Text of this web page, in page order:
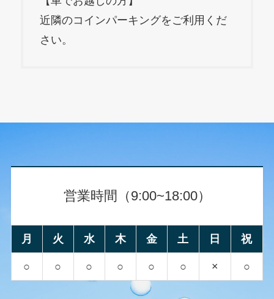
近隣のコインパーキングをご利用くだ
さい。
営業時間（9:00~18:00）
月 火 水 木 金 土 日 祝
○ ○ ○ ○ ○ ○ × ○